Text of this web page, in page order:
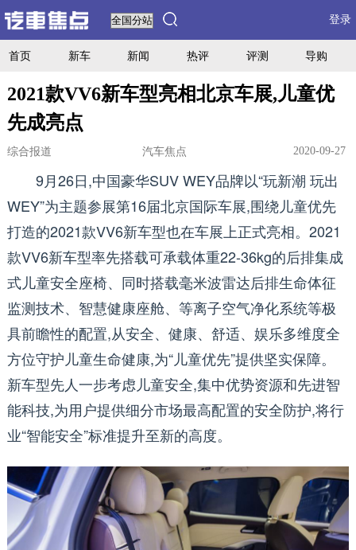
登录
首页 新车 新闻 热评 评测 导购
2021款VV6新车型亮相北京车展,儿童优
先成亮点
综合报道 汽车焦点 2020-09-27
9月26日,中国豪华SUV WEY品牌以“玩新潮 玩出
WEY”为主题参展第16届北京国际车展,围绕儿童优先
打造的2021款VV6新车型也在车展上正式亮相。2021
款VV6新车型率先搭载可承载体重22-36kg的后排集成
式儿童安全座椅、同时搭载毫米波雷达后排生命体征
监测技术、智慧健康座舱、等离子空气净化系统等极
具前瞻性的配置,从安全、健康、舒适、娱乐多维度全
方位守护儿童生命健康,为“儿童优先”提供坚实保障。
新车型先人一步考虑儿童安全,集中优势资源和先进智
能科技,为用户提供细分市场最高配置的安全防护,将行
业“智能安全”标准提升至新的高度。